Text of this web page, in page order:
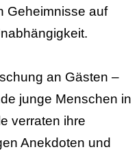
Geheimnisse auf
an Gästen –
junge Menschen in
verraten ihre
Anekdoten und